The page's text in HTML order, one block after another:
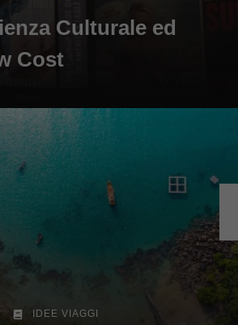
Culturale ed
Cost
IDEE VIAGGI